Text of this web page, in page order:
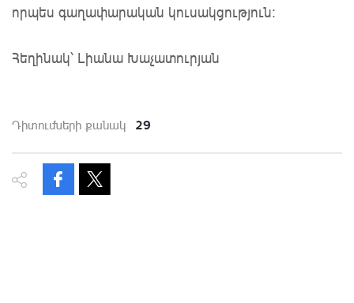
որպես գաղափարական կուսակցություն:
Հեղինակ՝ Լիանա Խաչատուրյան
Դիտումների քանակ 29